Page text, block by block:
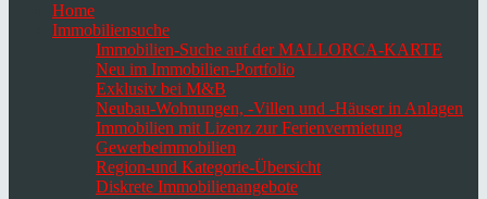
Home
Immobiliensuche
Immobilien-Suche auf der MALLORCA-KARTE
Neu im Immobilien-Portfolio
Exklusiv bei M&B
Neubau-Wohnungen, -Villen und -Häuser in Anlagen
Immobilien mit Lizenz zur Ferienvermietung
Gewerbeimmobilien
Region-und Kategorie-Übersicht
Diskrete Immobilienangebote